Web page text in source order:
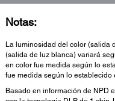
Notas:
La luminosidad del color (salida
(salida de luz blanca) variará
en color fue medida según lo
fue medida según lo establecido
Basado en información de NPD